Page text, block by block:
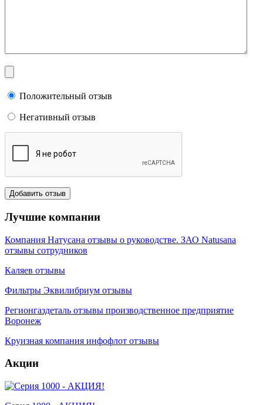
Положительный отзыв
Негативный отзыв
Лучшие компании
Компания Натусана отзывы о руководстве. ЗАО Natusana
отзывы сотрудников
Каляев отзывы
Фильтры Эквилибриум отзывы
Регионгаздеталь отзывы производственное предприятие
Воронеж
Круизная компания инфофлот отзывы
Акции